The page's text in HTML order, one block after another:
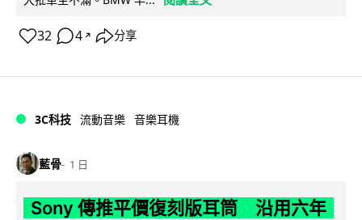
32 4 ↗ 分享
3C科技 流動音樂 音樂耳機
藍骨 1 日
Sony 傳推平價復刻版耳筒 沿用六年